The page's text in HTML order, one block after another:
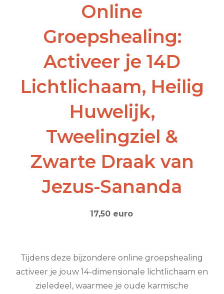
Online
Groepshealing:
Activeer je 14D
Lichtlichaam, Heilig
Huwelijk,
Tweelingziel &
Zwarte Draak van
Jezus-Sananda
17,50 euro
Tijdens deze bijzondere online groepshealing
activeer je jouw 14-dimensionale lichtlichaam en
zieledeel, waarmee je oude karmische